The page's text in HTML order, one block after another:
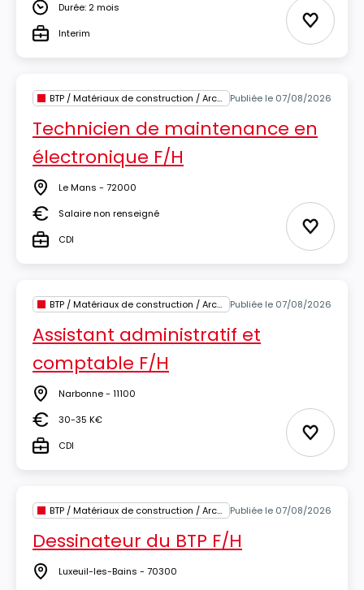
DuréeDurée: 2 mois
TypeInterim Ajouter
BTP / Matériaux de construction / Architecture Publiée le 07/08/2026
Technicien de maintenance en
électronique F/H
Lieu Le Mans - 72000
SalaireSalaire non renseigné
TypeCDI Ajouter
BTP / Matériaux de construction / Architecture Publiée le 07/08/2026
Assistant administratif et
comptable F/H
Lieu Narbonne - 11100
Salaire30-35 K€
TypeCDI Ajouter
BTP / Matériaux de construction / Architecture Publiée le 07/08/2026
Dessinateur du BTP F/H
Lieu Luxeuil-les-Bains - 70300